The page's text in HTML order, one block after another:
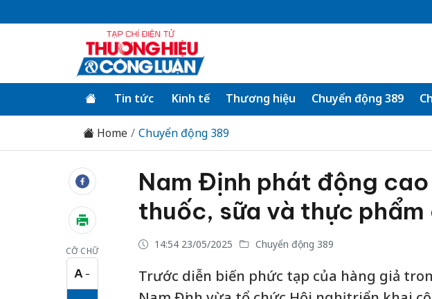
Tin tức Kinh tế Thương hiệu Chuyển động 389
Home Chuyển động 389
CỠ CHỮ
A −
Cỡ chữ nhỏ
Nam Định phát động
thuốc, sữa và thực
14:54 23/05/2025 Chuyển động 389
Trước diễn biến phức tạp của hàng giả